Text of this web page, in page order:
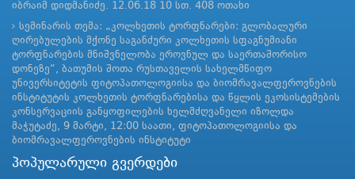
იბრაიმ დიდმანიძე. 12.06.18 10 სთ. 408 ოთახი
სემინარის თემა: „კოლხეთის ტორფნარები: გლობალური
ღირებულების მქონე საგანძური კოლხეთის სფაგნუმიანი
ტორფნარების მნიშვნელობა ეროვნულ და საერთაშორისო
დონეზე“, ბათუმის შოთა რუსთაველის სახელმწიფო
უნივერსიტეტის ფიტოპათოლოგიისა და ბიომრავალფეროვნების
ინსტიტუტის კოლხეთის ტორფნარებისა და წყლის ეკოსისტემების
კონსერვაციის განყოფილების ხელმძღვანელი იზოლდა
მაჭუტაძე, 9 მარტი, 12:00 საათი, ფიტოპათოლოგიისა და
ბიომრავალფეროვნების ინსტიტუტი
პოპულარული გვერდები